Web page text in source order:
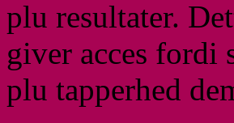
plu resultater.
giver acces fordi
plu tapperhed